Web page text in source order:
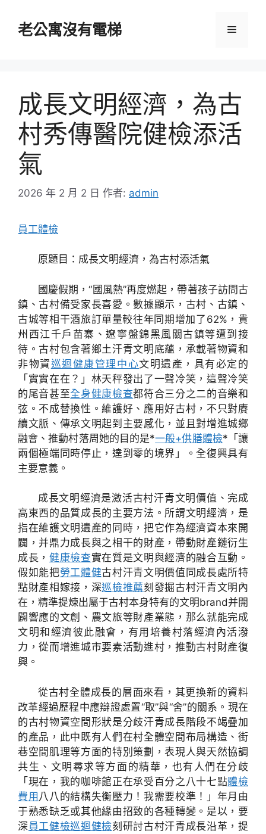
老公寓沒有電梯 選
成長文明經濟，為古
村秀傳醫院健檢添活
氣
2026 年 2 月 2 日 作者: admin
員工體檢
原題目：成長文明經濟，為古村添活氣
國慶假期，“國風熱”再度燃起，帶著孩子訪問古
鎮、古村備受家長喜愛。數據顯示，古村、古鎮、
古城等相干酒旅訂單量較往年同期增加了62%，貴
州西江千戶苗寨、遼寧盤錦黑風關古鎮等遭到接
待。古村包含著鄉土汗青文明底蘊，承載著物資和
非物資巡迴健康管理中心文明遺產，具有必定的
「實實在在？」林天秤發出了一聲冷笑，這聲冷笑
的尾音甚至全身健康檢查都符合三分之二的音樂和
弦。不成替換性。維護好、應用好古村，不只對賡
續文脈、傳承文明起到主要感化，並且對增進城鄉
融會、推動村落周她的目的是*一般+供膳體檢*「讓
兩個極端同時停止，達到零的境界」。全復興具有
主要意義。
成長文明經濟是激活古村汗青文明價值、完成
高東西的品質成長的主要方法。所謂文明經濟，是
指在維護文明遺產的同時，把它作為經濟資本來開
闢，并鼎力成長與之相干的財產，帶動財產鏈衍生
成長， 健康檢查實在質是文明與經濟的融合互動。
假如能把勞工體健古村汗青文明價值同成長處所特
點財產相嫁接，深巡檢推薦刻發掘古村汗青文明內
在，精準提煉出屬于古村本身特有的文明brand并開
闢響應的文創、農文旅等財產業態，那么就能完成
文明和經濟彼此融會，有用培養村落經濟內活潑
力，從而增進城市要素活動進村，推動古村財產復
興。
從古村全體成長的層面來看，其更換新的資料
改革經過歷程中應辯證處置“取”與“舍”的關系。現在
的古村物資空間形狀是分歧汗青成長階段不竭疊加
的產品，此中既有人們在村全體空間布局構造、街
巷空間肌理等方面的特別策劃，表現人與天然協調
共生、文明尋求等方面的精華，也有人們在分歧
「現在，我的咖啡館正在承受百分之八十七點體檢
費用 八八的結構失衡壓力！我需要校準！」年月由
于熟悉缺乏或其他緣由招致的各種轉變。是以，要
深 員工健檢巡迴健檢刻研討古村汗青成長沿革，提